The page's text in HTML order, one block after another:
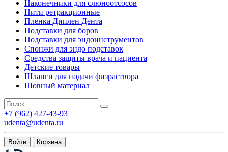
Наконечники для слюноотсосов
Нити ретракционные
Пленка Диплен Дента
Подставки для боров
Подставки для эндоинструментов
Спонжи для эндо подставок
Средства защиты врача и пациента
Детские товары
Шланги для подачи физраствора
Шовный материал
+7 (962) 427-43-93
udenta@udenta.ru
Войти Корзина